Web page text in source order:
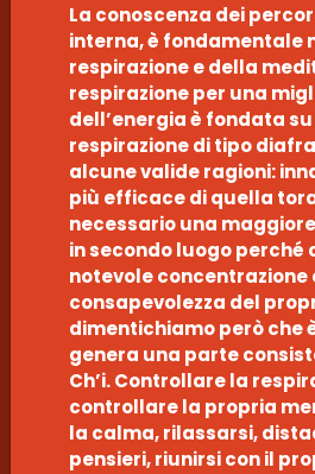
La conoscenza dei
interna, è fondamentale
respirazione e della
respirazione per una
dell’energia è fondata
respirazione di tipo
alcune valide ragioni:
più efficace di quella
necessario una
in secondo luogo perché
notevole
consapevolezza del
dimentichiamo però che
genera una parte
Ch’i. Controllare la
controllare la propria
la calma, rilassarsi,
pensieri, riunirsi con il